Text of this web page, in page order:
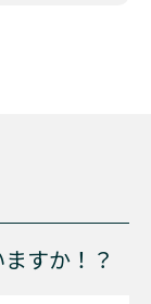
すか！？